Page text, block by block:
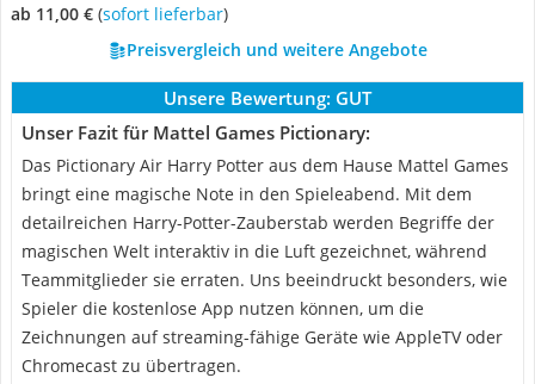
ab 11,00 € ( Sofort lieferbar)
Preisvergleich und weitere Angebote
Unsere Bewertung: GUT
Unser Fazit für Mattel Games Pictionary:
Das Pictionary Air Harry Potter aus dem Hause Mattel Games
bringt eine magische Note in den Spieleabend. Mit dem
detailreichen Harry-Potter-Zauberstab werden Begriffe der
magischen Welt interaktiv in die Luft gezeichnet, während
Teammitglieder sie erraten. Uns beeindruckt besonders, wie
Spieler die kostenlose App nutzen können, um die
Zeichnungen auf streaming-fähige Geräte wie AppleTV oder
Chromecast zu übertragen.